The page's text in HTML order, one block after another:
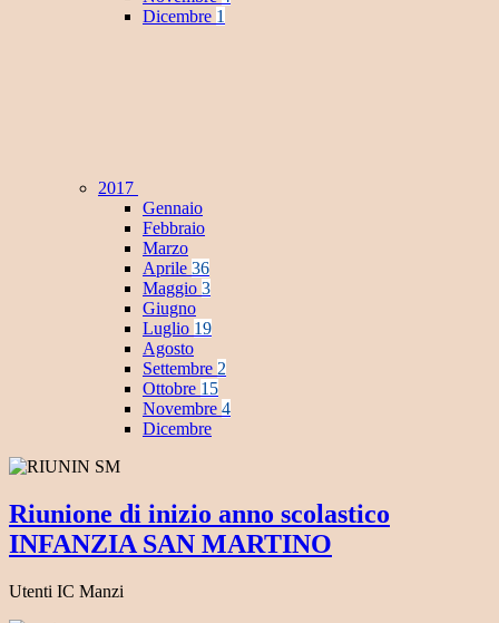
Dicembre 1
2017
Gennaio
Febbraio
Marzo
Aprile 36
Maggio 3
Giugno
Luglio 19
Agosto
Settembre 2
Ottobre 15
Novembre 4
Dicembre
Riunione di inizio anno scolastico
INFANZIA SAN MARTINO
Utenti IC Manzi